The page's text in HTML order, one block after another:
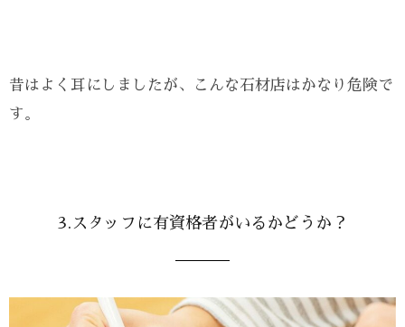
昔はよく耳にしましたが、こんな石材店はかなり危険で
す。
3.スタッフに有資格者がいるかどうか？